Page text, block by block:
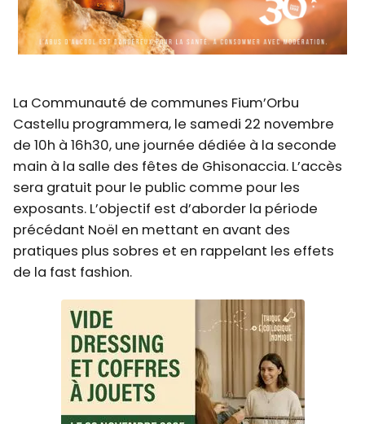
La Communauté de communes Fium’Orbu
Castellu programmera, le samedi 22 novembre
de 10h à 16h30, une journée dédiée à la seconde
main à la salle des fêtes de Ghisonaccia. L’accès
sera gratuit pour le public comme pour les
exposants. L’objectif est d’aborder la période
précédant Noël en mettant en avant des
pratiques plus sobres et en rappelant les effets
de la fast fashion.